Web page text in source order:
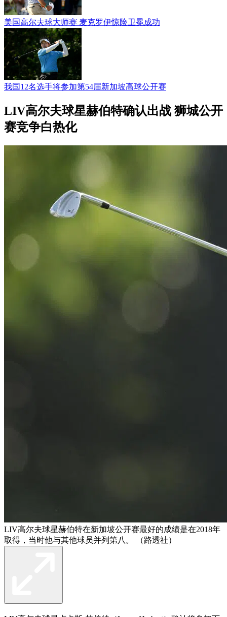
美国高尔夫球大师赛 麦克罗伊惊险卫冕成功
我国12名选手将参加第54届新加坡高球公开赛
LIV高尔夫球星赫伯特确认出战 狮城公开
赛竞争白热化
LIV高尔夫球星赫伯特在新加坡公开赛最好的成绩是在2018年
取得，当时他与其他球员并列第八。 （路透社）